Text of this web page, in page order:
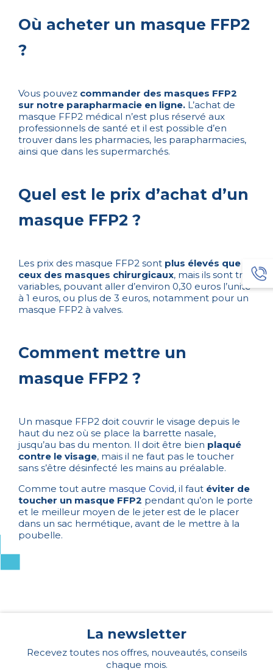
Où acheter un masque FFP2
?
Vous pouvez commander des masques FFP2
sur notre parapharmacie en ligne. L’achat de
masque FFP2 médical n’est plus réservé aux
professionnels de santé et il est possible d’en
trouver dans les pharmacies, les parapharmacies,
ainsi que dans les supermarchés.
Quel est le prix d’achat d’un
masque FFP2 ?
Les prix des masque FFP2 sont plus élevés que
ceux des masques chirurgicaux, mais ils sont très
variables, pouvant aller d’environ 0,30 euros l’unité
à 1 euros, ou plus de 3 euros, notamment pour un
masque FFP2 à valves.
Comment mettre un
masque FFP2 ?
Un masque FFP2 doit couvrir le visage depuis le
haut du nez où se place la barrette nasale,
jusqu’au bas du menton. Il doit être bien plaqué
contre le visage, mais il ne faut pas le toucher
sans s’être désinfecté les mains au préalable.
Comme tout autre masque Covid, il faut éviter de
toucher un masque FFP2 pendant qu’on le porte
et le meilleur moyen de le jeter est de le placer
dans un sac hermétique, avant de le mettre à la
poubelle.
La newsletter
Recevez toutes nos offres, nouveautés, conseils
chaque mois.